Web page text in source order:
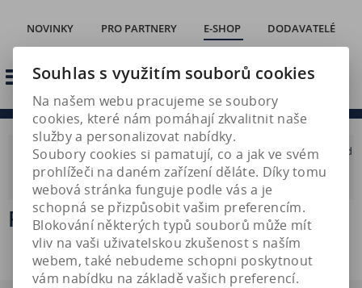
NOVINKY PRO PARTNERY E-SHOP DODAVATELÉ
Kategorie Košík:
(0 kusů) - 0 Kč
/Monitorovací a řídící technika/ Testování a analýza vody Red
Sea MCP
Red Sea MCP
Souhlas s využitím souborů cookies
Na našem webu pracujeme se soubory
cookies, které nám pomáhají zkvalitnit naše
služby a personalizovat nabídky.
Soubory cookies si pamatují, co a jak ve svém
prohlížeči na daném zařízení děláte. Díky tomu
webová stránka funguje podle vás a je
schopná se přizpůsobit vašim preferencím.
Blokování některých typů souborů může mít
vliv na vaši uživatelskou zkušenost s naším
webem, také nebudeme schopni poskytnout
vám nabídku na základě vašich preferencí.